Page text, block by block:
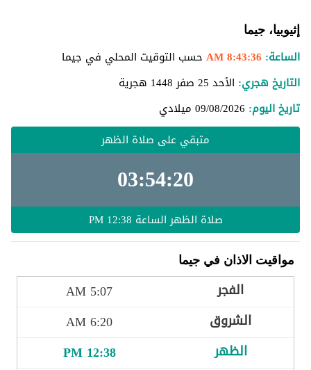
إثيوبيا، جيما
الساعة: 8:43:37 AM
حسب التوقيت المحلي في جيما
التاريخ هجري: الأحد 25 صفر 1448 هجرية
تاريخ اليوم: 09/08/2026 ميلادي
متبقي على صلاة الظهر
03:54:18
صلاة الظهر الساعة 12:38 PM
مواقيت الاذان في جيما
5:07 AM
6:20 AM
12:38 PM